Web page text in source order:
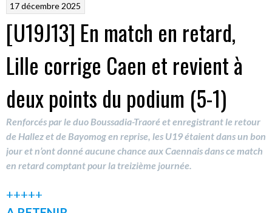
17 décembre 2025
[U19J13] En match en retard,
Lille corrige Caen et revient à
deux points du podium (5-1)
Renforcés par le duo Boussadia-Traoré et enregistrant le retour
de Hallez et de Bayomog en reprise, les U19 étaient dans un bon
jour et n’ont donné aucune chance aux Caennais dans ce match
en retard comptant pour la treizième journée.
+++++